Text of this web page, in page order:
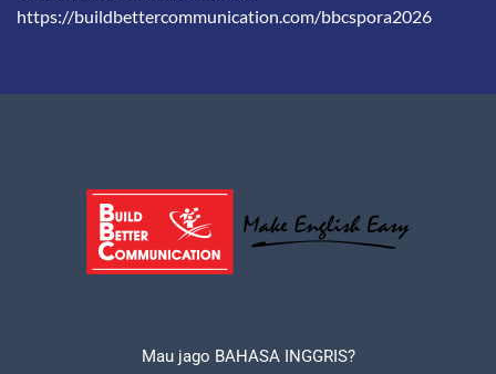
https://buildbettercommunication.com/bbcspora2026
Mau jago BAHASA INGGRIS?